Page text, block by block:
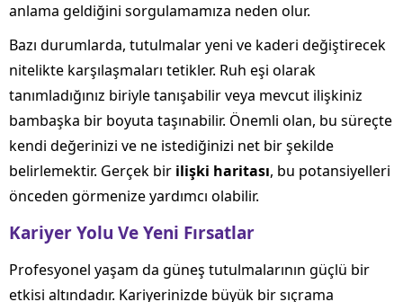
anlama geldiğini sorgulamamıza neden olur.
Bazı durumlarda, tutulmalar yeni ve kaderi değiştirecek
nitelikte karşılaşmaları tetikler. Ruh eşi olarak
tanımladığınız biriyle tanışabilir veya mevcut ilişkiniz
bambaşka bir boyuta taşınabilir. Önemli olan, bu süreçte
kendi değerinizi ve ne istediğinizi net bir şekilde
belirlemektir. Gerçek bir ilişki haritası, bu potansiyelleri
önceden görmenize yardımcı olabilir.
Kariyer Yolu Ve Yeni Fırsatlar
Profesyonel yaşam da güneş tutulmalarının güçlü bir
etkisi altındadır. Kariyerinizde büyük bir sıçrama